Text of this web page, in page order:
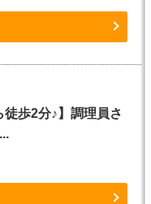
徒歩2分♪】調理員さ